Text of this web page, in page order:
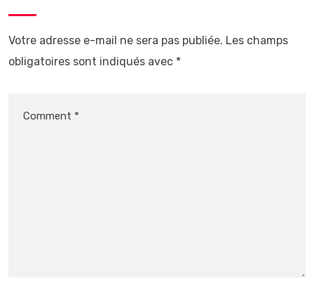
Votre adresse e-mail ne sera pas publiée. Les champs
obligatoires sont indiqués avec *